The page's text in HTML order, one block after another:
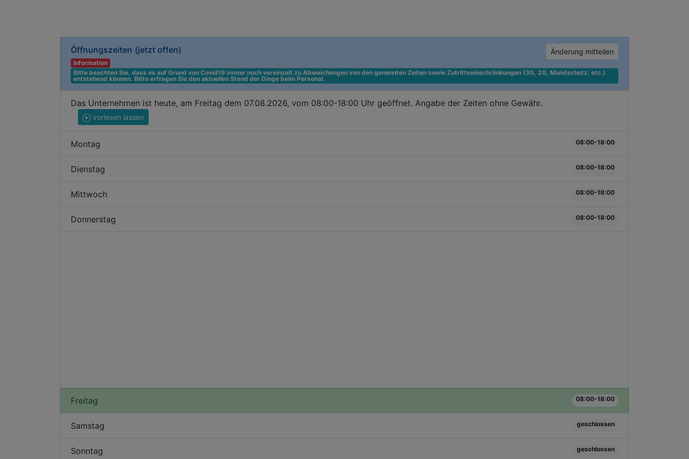
Öffnungszeiten (jetzt offen) Änderung mitteilen
Information
Bitte beachten Sie, dass es auf Grund von Covid19 immer noch vereinzelt zu Abweichungen von den genannten Zeiten sowie Zutrittseinschränkungen (3G, 2G, Mundschutz, etc.)
entstehend können. Bitte erfragen Sie den aktuellen Stand der Dinge beim Personal.
Das Unternehmen ist heute, am Freitag dem 07.08.2026, vom 08:00-18:00 Uhr geöffnet. Angabe der Zeiten ohne Gewähr.
vorlesen lassen
Montag 08:00-18:00
Dienstag 08:00-18:00
Mittwoch 08:00-18:00
Donnerstag 08:00-18:00
Freitag 08:00-18:00
Samstag geschlossen
Sonntag geschlossen